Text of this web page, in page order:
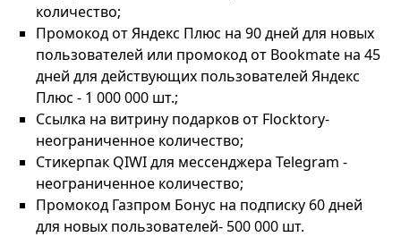
количество;
Промокод от Яндекс Плюс на 90 дней для новых
пользователей или промокод от Bookmate на 45
дней для действующих пользователей Яндекс
Плюс - 1 000 000 шт.;
Ссылка на витрину подарков от Flocktory-
неограниченное количество;
Стикерпак QIWI для мессенджера Telegram -
неограниченное количество;
Промокод Газпром Бонус на подписку 60 дней
для новых пользователей- 500 000 шт.